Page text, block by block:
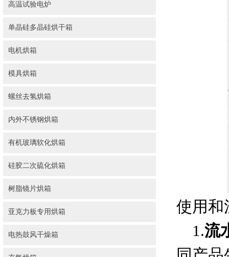
高温试验电炉
单晶硅多晶硅烘干箱
电机烘箱
模具烘箱
螺丝去氢烘箱
内外不锈钢烘箱
有机玻璃软化烘箱
硅胶二次硫化烘箱
树脂镜片烘箱
亚克力板专用烘箱
电热鼓风干燥箱
使用
1.流